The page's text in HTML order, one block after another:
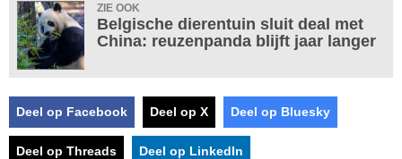
ZIE OOK
Belgische dierentuin sluit deal met
China: reuzenpanda blijft jaar langer
Deel op Facebook Deel op X Deel op Bluesky
Deel op Threads Deel op LinkedIn